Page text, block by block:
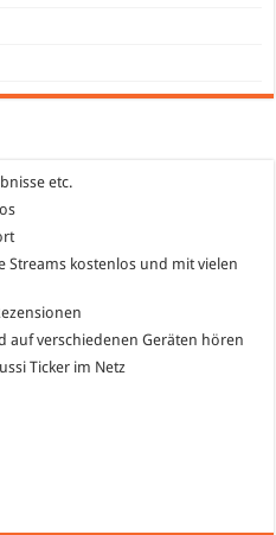
etc.
Streams kostenlos und mit vielen
auf verschiedenen Geräten hören
Ticker im Netz